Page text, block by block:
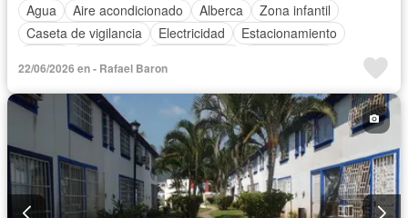
Agua
Aire acondicionado Alberca
Zona infantil
Caseta de vigilancia
Electricidad
Estacionamiento
22/06/2026 en - Rafael Baron